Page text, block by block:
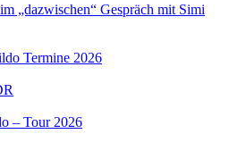
„dazwischen“ Gespräch mit Simi
Termine 2026
– Tour 2026